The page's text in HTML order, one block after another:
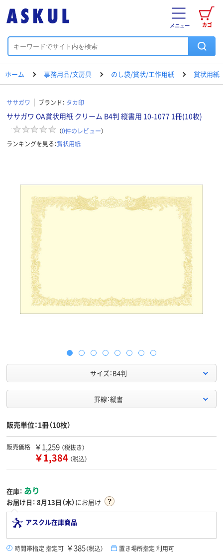
カゴ
メニュー
ホーム 事務用品/文房具 のし袋/賞状/工作用紙 賞状用紙
ササガワ ブランド： タカ印
ササガワ OA賞状用紙 クリーム B4判 縦書用 10-1077 1冊(10枚)
（0件のレビュー）
ランキングを見る：賞状用紙
サイズ：B4判
罫線：縦書
販売単位：1冊（10枚）
販売価格 ￥1,259 （税抜き）
￥1,384 （税込）
在庫： あり
お届け日： 8月13日（木）にお届け
アスクル在庫商品
時間帯指定 指定可 ￥385（税込） 置き場所指定 利用可